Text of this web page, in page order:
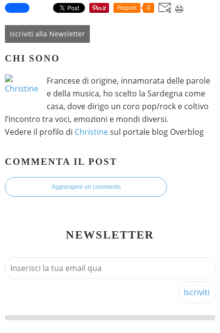
Repost 0
Iscriviti alla Newsletter
CHI SONO
Francese di origine, innamorata delle parole
e della musica, ho scelto la Sardegna come
casa, dove dirigo un coro pop/rock e coltivo
l’incontro tra voci, emozioni e mondi diversi.
Vedere il profilo di Christinesul portale blog Overblog
COMMENTA IL POST
Aggiungere un commento
NEWSLETTER